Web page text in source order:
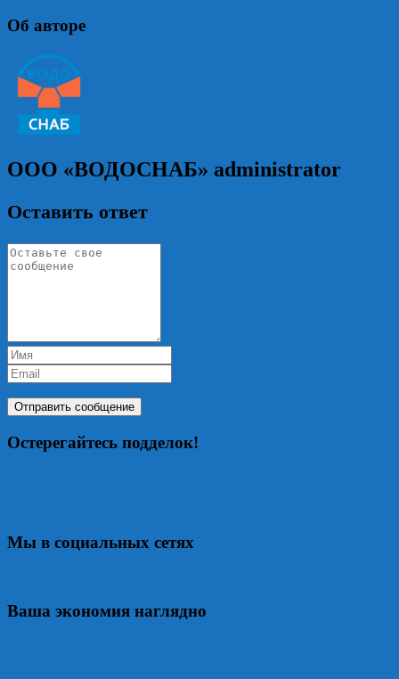
Об авторе
ООО «ВОДОСНАБ» administrator
Оставить ответ
Остерегайтесь подделок!
Мы в социальных сетях
Ваша экономия наглядно